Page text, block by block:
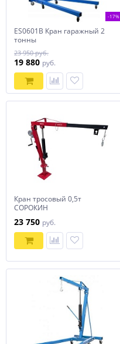
-17%
ES0601B Кран гаражный 2
тонны
23 950 руб.
19 880 руб.
Кран тросовый 0,5т
СОРОКИН
23 750 руб.